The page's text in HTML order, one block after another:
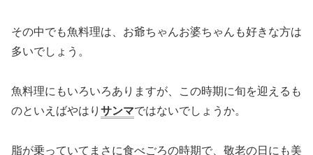
その中でも魚料理は、お爺ちゃんお婆ちゃんも好きな方は
多いでしょう。
魚料理にもいろいろありますが、この時期に旬を迎えるも
のといえばやはり サンマではないでしょうか。
脂が乗っていてまさに食べごろの時期で、敬老の日にも美